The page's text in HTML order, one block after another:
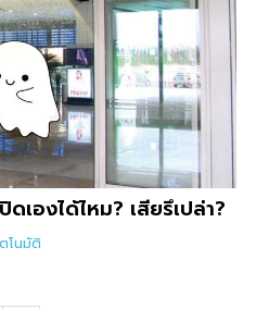
เองได้ไหม? เสียรึเปล่า?
โนมัติ